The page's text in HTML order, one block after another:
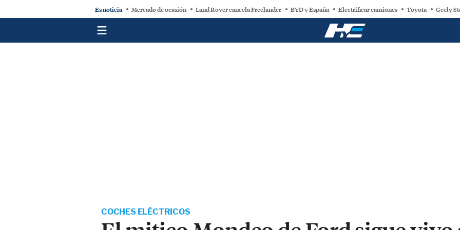
Es noticia Mercado de ocasión Land Rover cancela Freelander BYD y España Electrificar camiones Toyota Geely
COCHES ELÉCTRICOS